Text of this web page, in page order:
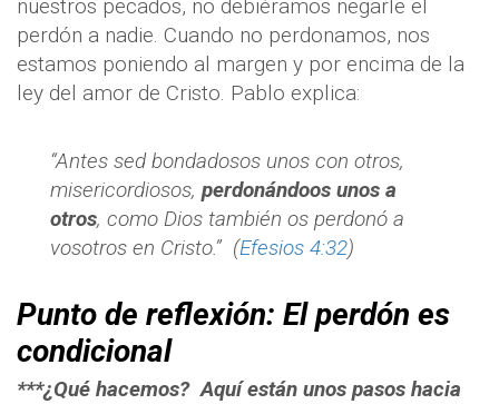
nuestros pecados, no debiéramos negarle el
perdón a nadie. Cuando no perdonamos, nos
estamos poniendo al margen y por encima de la
ley del amor de Cristo. Pablo explica:
“Antes sed bondadosos unos con otros,
misericordiosos, perdonándoos unos a
otros, como Dios también os perdonó a
vosotros en Cristo.” (Efesios 4:32)
Punto de reflexión: El perdón es
condicional
***¿Qué hacemos? Aquí están unos pasos hacia